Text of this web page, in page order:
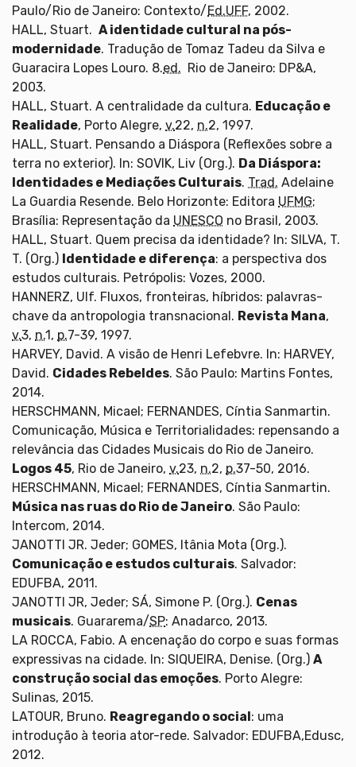
Paulo/Rio de Janeiro: Contexto/Ed.UFF, 2002.
HALL, Stuart. A identidade cultural na pós-
modernidade. Tradução de Tomaz Tadeu da Silva e
Guaracira Lopes Louro. 8.ed. Rio de Janeiro: DP&A,
2003.
HALL, Stuart. A centralidade da cultura. Educação e
Realidade, Porto Alegre, v.22, n.2, 1997.
HALL, Stuart. Pensando a Diáspora (Reflexões sobre a
terra no exterior). In: SOVIK, Liv (Org.). Da Diáspora:
Identidades e Mediações Culturais. Trad. Adelaine
La Guardia Resende. Belo Horizonte: Editora UFMG;
Brasília: Representação da UNESCO no Brasil, 2003.
HALL, Stuart. Quem precisa da identidade? In: SILVA, T.
T. (Org.) Identidade e diferença: a perspectiva dos
estudos culturais. Petrópolis: Vozes, 2000.
HANNERZ, Ulf. Fluxos, fronteiras, híbridos: palavras-
chave da antropologia transnacional. Revista Mana,
v.3, n.1, p.7-39, 1997.
HARVEY, David. A visão de Henri Lefebvre. In: HARVEY,
David. Cidades Rebeldes. São Paulo: Martins Fontes,
2014.
HERSCHMANN, Micael; FERNANDES, Cíntia Sanmartin.
Comunicação, Música e Territorialidades: repensando a
relevância das Cidades Musicais do Rio de Janeiro.
Logos 45, Rio de Janeiro, v.23, n.2, p.37-50, 2016.
HERSCHMANN, Micael; FERNANDES, Cíntia Sanmartin.
Música nas ruas do Rio de Janeiro. São Paulo:
Intercom, 2014.
JANOTTI JR. Jeder; GOMES, Itânia Mota (Org.).
Comunicação e estudos culturais. Salvador:
EDUFBA, 2011.
JANOTTI JR, Jeder; SÁ, Simone P. (Org.). Cenas
musicais. Guararema/SP: Anadarco, 2013.
LA ROCCA, Fabio. A encenação do corpo e suas formas
expressivas na cidade. In: SIQUEIRA, Denise. (Org.) A
construção social das emoções. Porto Alegre:
Sulinas, 2015.
LATOUR, Bruno. Reagregando o social: uma
introdução à teoria ator-rede. Salvador: EDUFBA,Edusc,
2012.